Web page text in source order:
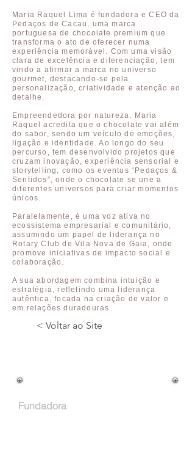
Maria Raquel Lima é fundadora e CEO da
Pedaços de Cacau, uma marca
portuguesa de chocolate premium que
transforma o ato de oferecer numa
experiência memorável. Com uma visão
clara de excelência e diferenciação, tem
vindo a afirmar a marca no universo
gourmet, destacando-se pela
personalização, criatividade e atenção ao
detalhe.
Empreendedora por natureza, Maria
Raquel acredita que o chocolate vai além
do sabor, sendo um veículo de emoções,
ligação e identidade. Ao longo do seu
percurso, tem desenvolvido projetos que
cruzam inovação, experiência sensorial e
storytelling, como os eventos “Pedaços &
Sentidos”, onde o chocolate se une a
diferentes universos para criar momentos
únicos.
Paralelamente, é uma voz ativa no
ecossistema empresarial e comunitário,
assumindo um papel de liderança no
Rotary Club de Vila Nova de Gaia, onde
promove iniciativas de impacto social e
colaboração.
A sua abordagem combina intuição e
estratégia, refletindo uma liderança
autêntica, focada na criação de valor e
em relações duradouras.
< Voltar ao Site
Cargo na Empresa:
Fundadora